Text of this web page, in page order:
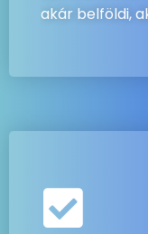
akár belföldi,